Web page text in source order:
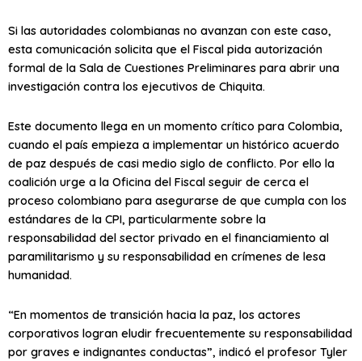
Si las autoridades colombianas no avanzan con este caso,
esta comunicación solicita que el Fiscal pida autorización
formal de la Sala de Cuestiones Preliminares para abrir una
investigación contra los ejecutivos de Chiquita.
Este documento llega en un momento crítico para Colombia,
cuando el país empieza a implementar un histórico acuerdo
de paz después de casi medio siglo de conflicto. Por ello la
coalición urge a la Oficina del Fiscal seguir de cerca el
proceso colombiano para asegurarse de que cumpla con los
estándares de la CPI, particularmente sobre la
responsabilidad del sector privado en el financiamiento al
paramilitarismo y su responsabilidad en crímenes de lesa
humanidad.
“En momentos de transición hacia la paz, los actores
corporativos logran eludir frecuentemente su responsabilidad
por graves e indignantes conductas”, indicó el profesor Tyler